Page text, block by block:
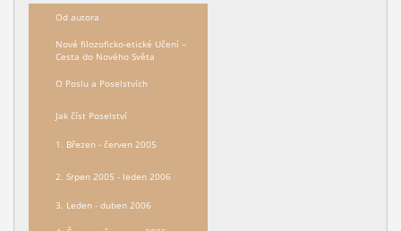
Od autora
Nové filozoficko-etické Učení –
Сesta do Nového Světa
O Poslu a Poselstvích
Jak číst Poselství
1. Březen - červen 2005
2. Srpen 2005 - leden 2006
3. Leden - duben 2006